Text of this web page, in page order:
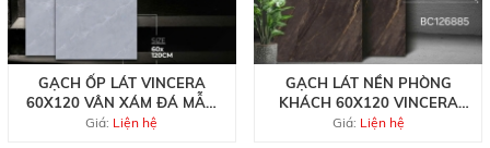
GẠCH ỐP LÁT VINCERA
60X120 VÂN XÁM ĐÁ MẪU
MỚI TẠI QUÂN 7
Giá: Liện hệ
GẠCH LÁT NỀN PHÒNG
KHÁCH 60X120 VINCERA
MÀU NÂU KHẮC KIM
Giá: Liện hệ